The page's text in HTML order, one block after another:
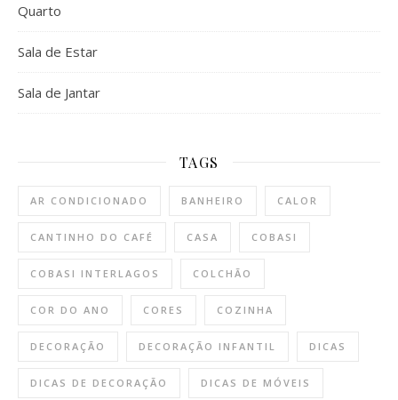
Quarto
Sala de Estar
Sala de Jantar
TAGS
AR CONDICIONADO BANHEIRO CALOR
CANTINHO DO CAFÉ CASA COBASI
COBASI INTERLAGOS COLCHÃO
COR DO ANO CORES COZINHA
DECORAÇÃO DECORAÇÃO INFANTIL DICAS
DICAS DE DECORAÇÃO DICAS DE MÓVEIS